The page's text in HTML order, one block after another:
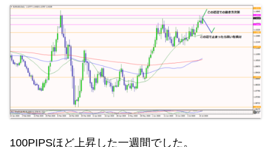
100PIPSほど上昇した一週間でした。